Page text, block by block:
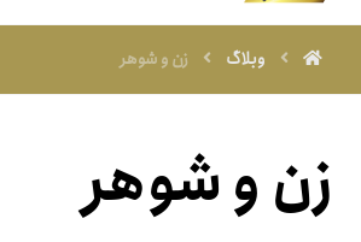
وبلاگ زن و شوهر
زن و شوهر